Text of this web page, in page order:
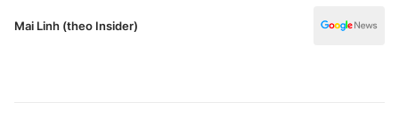
Pháp luậtCông nghệ
Mai Linh (theo Insider)